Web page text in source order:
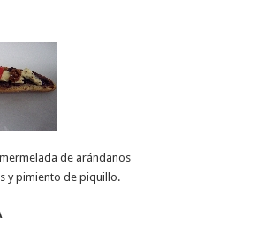
de arándanos
y pimiento de piquillo.